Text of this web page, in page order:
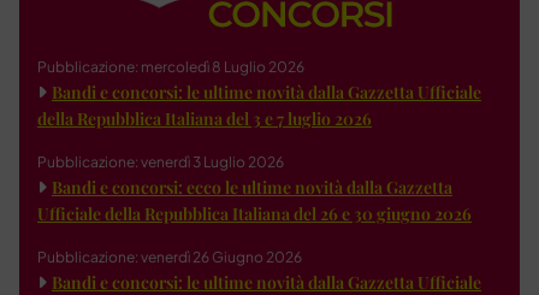
Pubblicazione: mercoledì 8 Luglio 2026
Bandi e concorsi: le ultime novità dalla Gazzetta Ufficiale
della Repubblica Italiana del 3 e 7 luglio 2026
Pubblicazione: venerdì 3 Luglio 2026
Bandi e concorsi: ecco le ultime novità dalla Gazzetta
Ufficiale della Repubblica Italiana del 26 e 30 giugno 2026
Pubblicazione: venerdì 26 Giugno 2026
Bandi e concorsi: le ultime novità dalla Gazzetta Ufficiale